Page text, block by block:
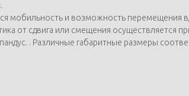
мобильность и возможность перемещения
от сдвига или смещения осуществляется
. Различные габаритные размеры